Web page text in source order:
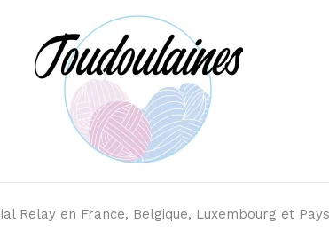
Relay en France, Belgique, Luxembourg et